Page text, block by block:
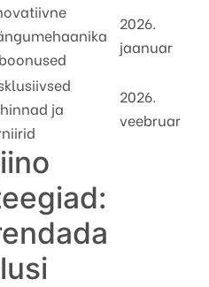
2026.
jaanuar
ja
2026.
veebruar